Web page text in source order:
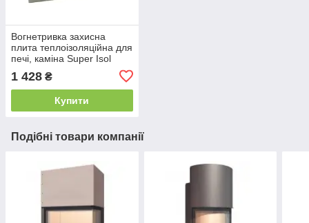
Вогнетривка захисна
плита теплоізоляційна для
печі, каміна Super Isol
1000/610/30 мм Суперізол
21010028
1 428 ₴
Купити
Подібні товари компанії